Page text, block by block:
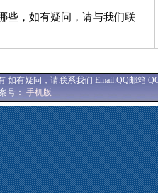
些，如有疑问，请与我们联
如有疑问，请联系我们 Email:QQ邮箱
号： 手机版